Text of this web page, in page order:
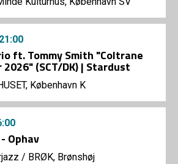
ft. Tommy Smith "Coltrane
(SCT/DK) | Stardust
København K
Ophav
/ BRØK, Brønshøj